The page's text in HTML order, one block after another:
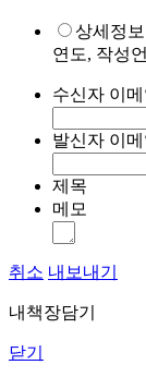
상세정
연도, 작성
수신자 이메
발신자 이메
제목
메모
취소 내보내기
내책장담기
닫기